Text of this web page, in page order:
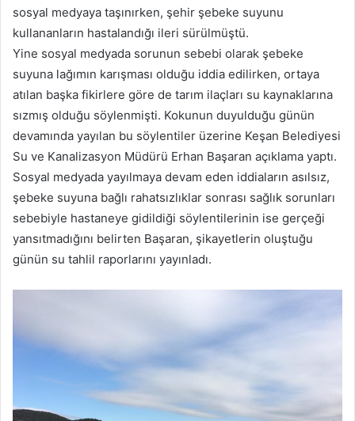
sosyal medyaya taşınırken, şehir şebeke suyunu
kullananların hastalandığı ileri sürülmüştü.
Yine sosyal medyada sorunun sebebi olarak şebeke
suyuna lağımın karışması olduğu iddia edilirken, ortaya
atılan başka fikirlere göre de tarım ilaçları su kaynaklarına
sızmış olduğu söylenmişti. Kokunun duyulduğu günün
devamında yayılan bu söylentiler üzerine Keşan Belediyesi
Su ve Kanalizasyon Müdürü Erhan Başaran açıklama yaptı.
Sosyal medyada yayılmaya devam eden iddiaların asılsız,
şebeke suyuna bağlı rahatsızlıklar sonrası sağlık sorunları
sebebiyle hastaneye gidildiği söylentilerinin ise gerçeği
yansıtmadığını belirten Başaran, şikayetlerin oluştuğu
günün su tahlil raporlarını yayınladı.